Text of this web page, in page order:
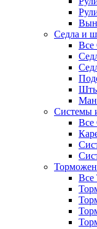
Седла и
Все
Системы
Все
Все